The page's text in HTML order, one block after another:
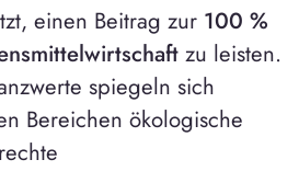
einen Beitrag zur 100 %
zu leisten.
spiegeln sich
Bereichen ökologische